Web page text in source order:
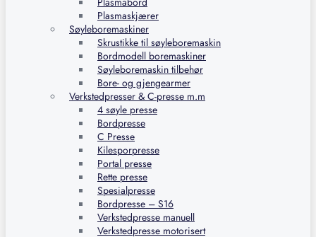
Plasmaskjærer
Søyleboremaskiner
Skrustikke til søyleboremaskin
Bordmodell boremaskiner
Søyleboremaskin tilbehør
Bore- og gjengearmer
Verkstedpresser & C-presse m.m
4 søyle presse
Bordpresse
C Presse
Kilesporpresse
Portal presse
Rette presse
Spesialpresse
Bordpresse – S16
Verkstedpresse manuell
Verkstedpresse motorisert